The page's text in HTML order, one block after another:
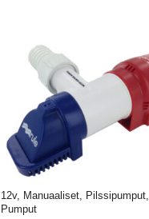
12v, Manuaaliset, Pilssipumput,
Pumput